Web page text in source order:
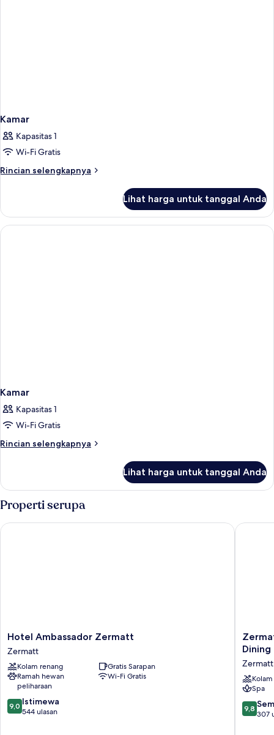
Kamar
Kapasitas 1
Wi-Fi Gratis
Rincian selengkapnya
Rincian
Kamar
Lihat harga untuk tanggal Anda
Kamar
Kapasitas 1
Wi-Fi Gratis
Rincian selengkapnya
Rincian
Kamar
Lihat harga untuk tanggal Anda
Properti serupa
Hotel
Ambassador
Zermatt
Zermatt
Hotel Ambassador Zermatt
Zermatt
Kolam renang
Gratis Sarapan
Ramah hewan
peliharaan
Wi-Fi Gratis
9.0
dari
9,0 Istimewa
544 ulasan
Hotel Ambassador Zermatt
Zermatt
Budget
Rooms
at
Alpen
Resort,
Spa
&
Dining
Zermatt
Spa
9.8
dari
9,8
307
Zermatt